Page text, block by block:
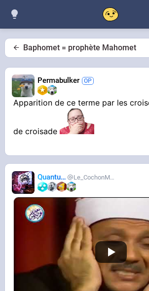
Baphomet = prophète Mahomet
Permabulker
Apparition de ce terme par les
de croisade
Quantum Le_CochonMuslim